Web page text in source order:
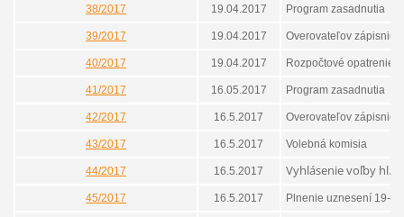
38/2017 19.04.2017 Program zasadnutia
39/2017 19.04.2017 Overovateľov zápisnice
40/2017 19.04.2017 Rozpočtové opatrenie
41/2017 16.05.2017 Program zasadnutia
42/2017 16.5.2017 Overovateľov zápisnice
43/2017 16.5.2017 Volebná komisia
44/2017 16.5.2017 Vyhlásenie voľby
45/2017 16.5.2017 Plnenie uznesení 19-